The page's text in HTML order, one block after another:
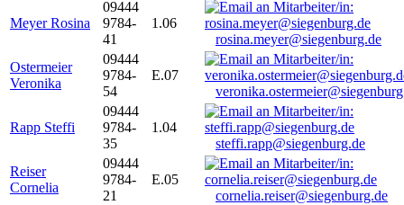
Meyer Rosina
09444
9784-
41
1.06
rosina.meyer@siegenburg.de
Ostermeier
Veronika
09444
9784-
54
E.07
Rapp Steffi
09444
9784-
35
1.04
steffi.rapp@siegenburg.de
Reiser
Cornelia
09444
9784-
21
E.05
cornelia.reiser@siegenburg.de